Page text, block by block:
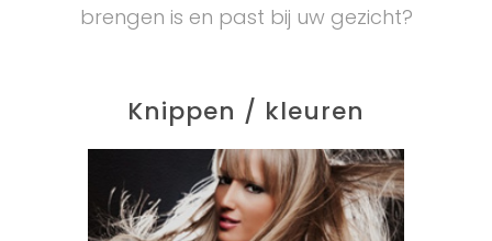
brengen is en past bij uw gezicht?
Knippen / kleuren